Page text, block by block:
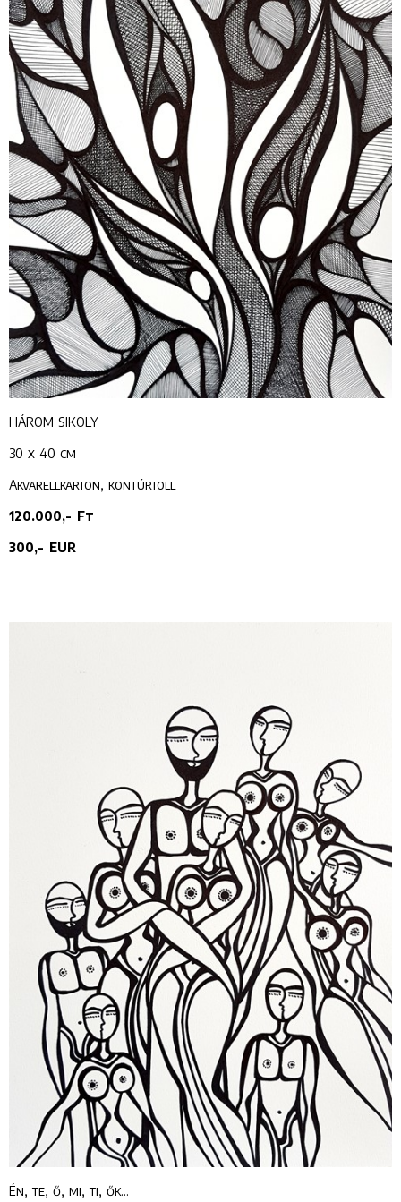
HÁROM SIKOLY
30 x 40 cm
Akvarellkarton, kontúrtoll
120.000,- Ft
300,- EUR
Én, te, ő, mi, ti, ők…